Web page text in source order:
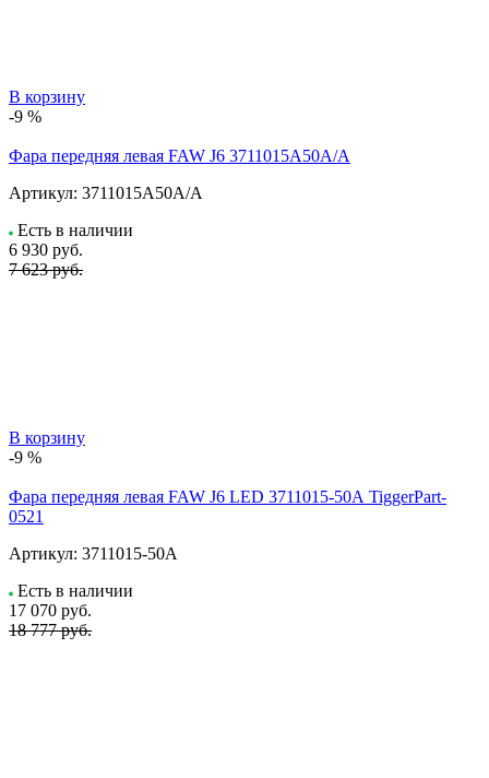
В корзину
-9 %
Фара передняя левая FAW J6 3711015А50А/А
Артикул: 3711015А50А/А
Есть в наличии
6 930 руб.
7 623 руб.
В корзину
-9 %
Фара передняя левая FAW J6 LED 3711015-50А TiggerPart-
0521
Артикул: 3711015-50А
Есть в наличии
17 070 руб.
18 777 руб.